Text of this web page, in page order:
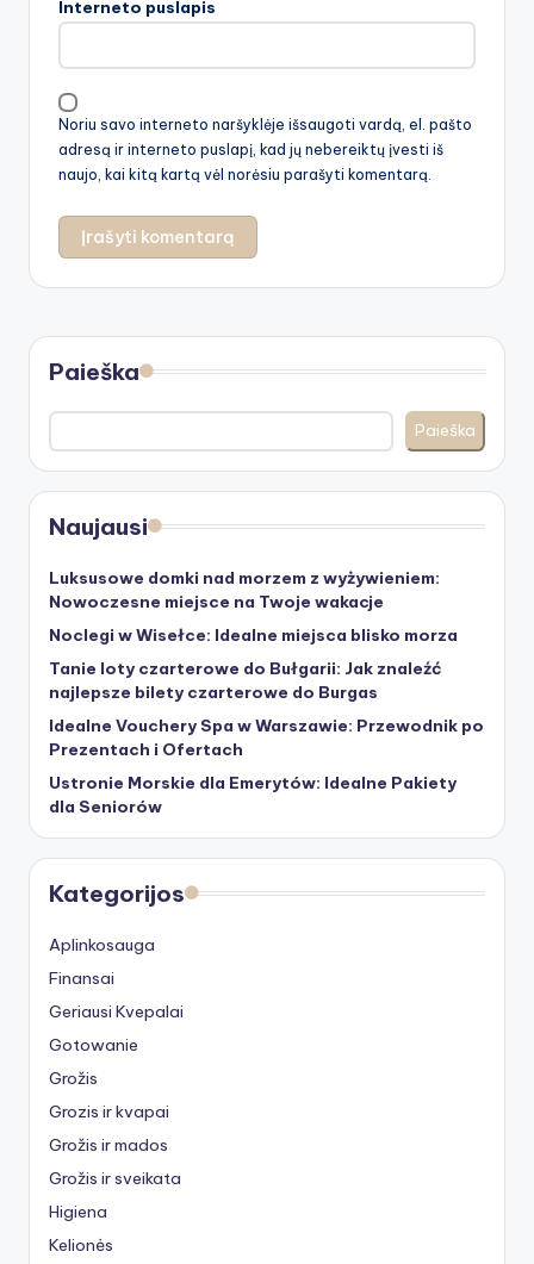
Interneto puslapis
Noriu savo interneto naršyklėje išsaugoti vardą, el. pašto
adresą ir interneto puslapį, kad jų nebereiktų įvesti iš
naujo, kai kitą kartą vėl norėsiu parašyti komentarą.
Paieška
Paieška
Naujausi
Luksusowe domki nad morzem z wyżywieniem:
Nowoczesne miejsce na Twoje wakacje
Noclegi w Wisełce: Idealne miejsca blisko morza
Tanie loty czarterowe do Bułgarii: Jak znaleźć
najlepsze bilety czarterowe do Burgas
Idealne Vouchery Spa w Warszawie: Przewodnik po
Prezentach i Ofertach
Ustronie Morskie dla Emerytów: Idealne Pakiety
dla Seniorów
Kategorijos
Aplinkosauga
Finansai
Geriausi Kvepalai
Gotowanie
Grožis
Grozis ir kvapai
Grožis ir mados
Grožis ir sveikata
Higiena
Kelionės